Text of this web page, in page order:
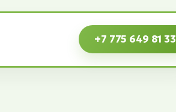
+7 775 649 81 33